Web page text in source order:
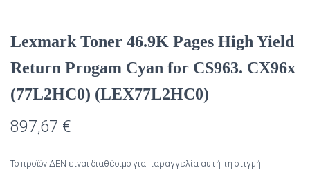
Lexmark Toner 46.9K Pages High Yield
Return Progam Cyan for CS963. CX96x
(77L2HC0) (LEX77L2HC0)
897,67 €
Το προϊόν ΔΕΝ είναι διαθέσιμο για παραγγελία αυτή τη στιγμή